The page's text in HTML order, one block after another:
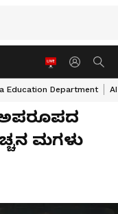
Education Department
ಅಪರೂಪದ
ಮಗಳು